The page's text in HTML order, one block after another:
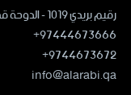
رقيم بريدي ١٠١٩ - الدوحة قطر
97444673666+
9744673672+
info@alarabi.qa